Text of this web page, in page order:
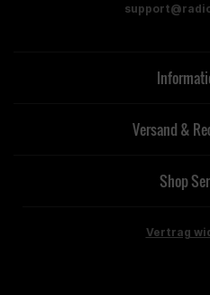
Versand &
Shop
Vertrag